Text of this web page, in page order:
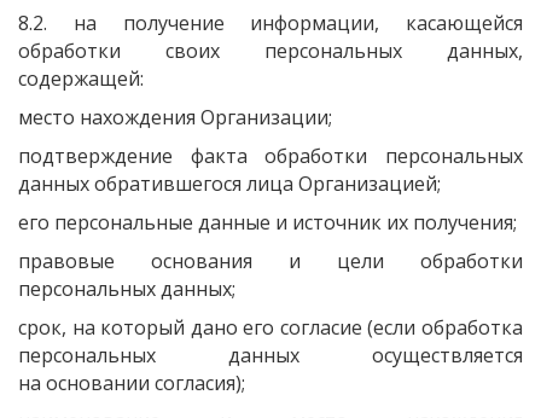
8.2. на получение информации, касающейся
обработки своих персональных данных,
содержащей:
место нахождения Организации;
подтверждение факта обработки персональных
данных обратившегося лица Организацией;
его персональные данные и источник их получения;
правовые основания и цели обработки
персональных данных;
срок, на который дано его согласие (если обработка
персональных данных осуществляется
на основании согласия);